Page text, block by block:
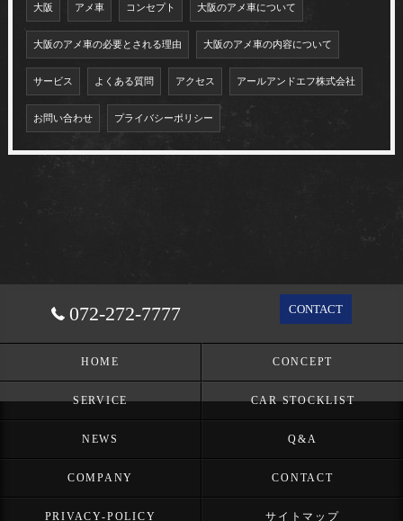
大阪 アメ車 コンセプト 大阪のアメ車について
大阪のアメ車の必要とされる理由 大阪のアメ車の内容について
サービス よくある質問 アクセス アールアンドエフ株式会社
お問い合わせ プライバシーポリシー
072-272-7777 CONTACT
HOME CONCEPT
SERVICE CAR STOCKLIST
NEWS Q&A
COMPANY CONTACT
PRIVACY-POLICY サイトマップ